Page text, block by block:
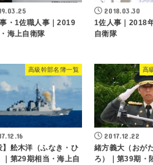
・1佐職人事｜2019
海上自衛隊
2018.03.30
1佐人事｜2018
自衛隊
高級幹部名簿一覧
】舩木洋（ふなき・ひ
｜第29期相当・海上自
高
2017.12.22
緒方義大（おが
ろ）｜第39期・